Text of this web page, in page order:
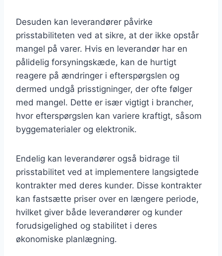
Desuden kan leverandører påvirke
prisstabiliteten ved at sikre, at der ikke opstår
mangel på varer. Hvis en leverandør har en
pålidelig forsyningskæde, kan de hurtigt
reagere på ændringer i efterspørgslen og
dermed undgå prisstigninger, der ofte følger
med mangel. Dette er især vigtigt i brancher,
hvor efterspørgslen kan variere kraftigt, såsom
byggematerialer og elektronik.
Endelig kan leverandører også bidrage til
prisstabilitet ved at implementere langsigtede
kontrakter med deres kunder. Disse kontrakter
kan fastsætte priser over en længere periode,
hvilket giver både leverandører og kunder
forudsigelighed og stabilitet i deres
økonomiske planlægning.